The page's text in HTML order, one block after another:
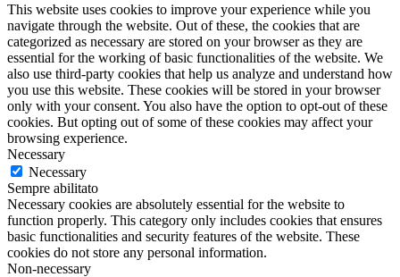
This website uses cookies to improve your experience while you
navigate through the website. Out of these, the cookies that are
categorized as necessary are stored on your browser as they are
essential for the working of basic functionalities of the website. We
also use third-party cookies that help us analyze and understand how
you use this website. These cookies will be stored in your browser
only with your consent. You also have the option to opt-out of these
cookies. But opting out of some of these cookies may affect your
browsing experience.
Necessary
Necessary
Sempre abilitato
Necessary cookies are absolutely essential for the website to
function properly. This category only includes cookies that ensures
basic functionalities and security features of the website. These
cookies do not store any personal information.
Non-necessary